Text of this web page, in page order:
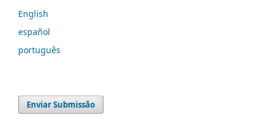
English
español
português
Enviar Submissão